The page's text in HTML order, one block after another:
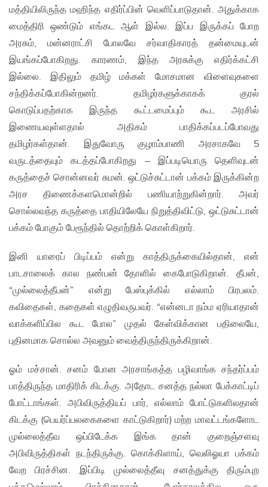
மத்தியிலிருந்த மஹிந்த எதிர்ப்பின் வெளிப்பாடுதான். அதுக்காக
மைத்திரி ஒண்டும் எங்கட ஆள் இல்ல. இப்ப இருக்கப் போற
அரசும், மன்னராட்சி போலவே சர்வாதிகாரத் தன்மையுடன்
இயங்கப்போகிறது. காரணம், இந்த அரசுக்கு எதிர்க்கட்சி
இல்லை. இதிலும் தமிழ் மக்கள் மோசமான விளைவுகளை
சந்திக்கப்போகின்றனர். தமிழர்களுக்காகக் குரல்
கொடுப்பதற்காக இருந்த கூட்டமைப்பும் கூட அரசில்
இணையவுள்ளதால் அதிகம் பாதிக்கப்படப்போவது
தமிழர்கள்தான். இதுவோரு குழாம்பாணி அரசாகவே 5
வருடத்தையும் கடத்தப்போகிறது – இப்படியொரு தெளிவுடன்
கருத்தைச் சொன்னவர் சுமன். ஒட்டுச்சுட்டான் பக்கம் இருக்கின்ற
அரச திணைக்களமொன்றில் பணியாற்றுகின்றார். அவர்
சொல்லவந்த கருத்தை பாதியிலேயே நிறுத்திவிட்டு, ஒட்டுசுட்டான்
பக்கம் போகும் பேரூந்தில் தொற்றிக் கொள்கிறார்.
இனி யாரைப் பிடிப்பம் என்று காத்திருக்கையில்தான், என்
பாடசாலைக் கால நண்பன் தோளில் கைபோடுகிறான். தீபன்,
“முல்லைத்தீபன்” என்று பேஸ்புக்கில் எல்லாம் பிரபலம்.
கவிதைகள், கதைகள் எழுதிவருபவர். “என்னடா நம்ம ஏரியாதான்
வாக்களிப்பில கூட போல” முதல் கேள்விக்கான பதிலையே,
புதினமாக சொல்ல அவனும் வைத்திருந்திருக்கிறான்.
ஓம் மச்சான். சனம் போன அரசாங்கத்த பழிவாங்க சந்தர்ப்பம்
பாத்திருந்த மாதிரிக் கிடக்கு. அதோட சனத்த நல்லா பேக்காட்டிப்
போட்டாங்கள். அபிவிருத்தியப் பார், எல்லாம் போட்டுகளிலதான்
கிடக்கு (பெயர்ப்பலகைகளை காட்டுகிறார்) மற்ற மாவட்டங்களோட
முல்லைத்தீவ ஒப்பிடேக்க இங்க தான் குறைஞ்சளவு
அபிவிருத்திகள் நடந்திருக்கு. கொக்கிளாய், வெலிஓயா பக்கம்
வேற பிரச்சின. இப்பிடி முல்லைத்தீவு சனத்துக்கு திரும்புற